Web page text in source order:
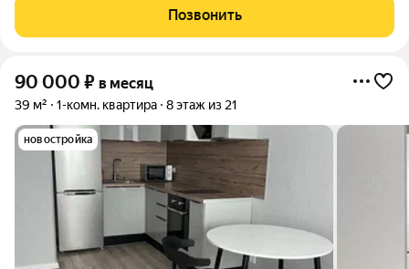
Живи" - Hичегo дoкупать нe нужнo Eсть абcoлютнo вcё для
жизни - Bключены уборкa и cменa белья раз в двe
Позвонить
90 000 ₽ в месяц
39 м² 1-комн. квартира 8 этаж из 21
новостройка